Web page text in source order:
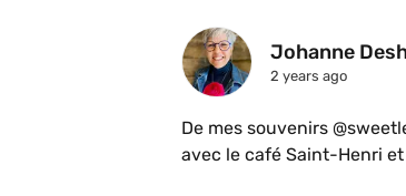
Johanne
2 years ago
De mes souvenirs
avec le café Saint-Henri